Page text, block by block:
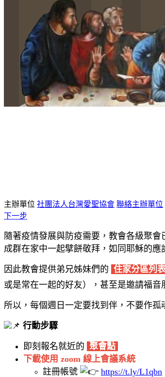
主辦單位 社團法人台灣愛聖協會 聯絡主辦單位
下一步
隨著疫情發展與防疫需要，教會各級聚會
成群在家中一起擘餅敬拜，如同耶穌的應
因此教會提供弟兄姊妹們的 住家分區列
或是常在一起的好友），甚至是邀請福音
所以，每個週日一定要找到伴，不要作
行動步驟
即刻報名就近的 聚會點
下載使用 zoom 線上會議系統
註冊帳號
https://t.ly/L1qbn